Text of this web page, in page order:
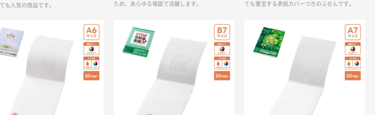
も人気の商品です。
ため、あらゆる場面で活躍します。
ても重宝する表紙カバーつきのふせんです。